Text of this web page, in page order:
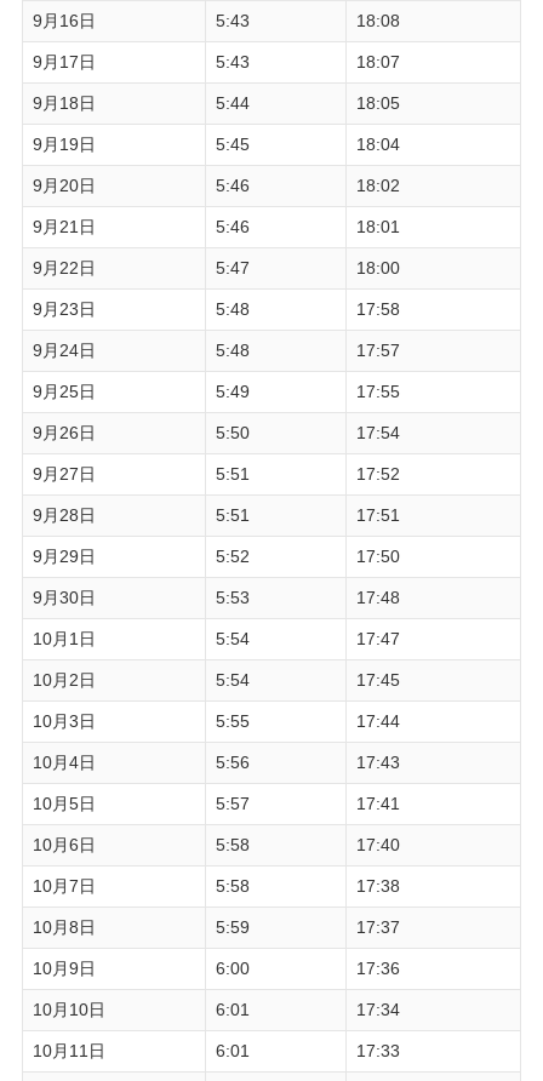
9月16日 5:43 18:08
9月17日 5:43 18:07
9月18日 5:44 18:05
9月19日 5:45 18:04
9月20日 5:46 18:02
9月21日 5:46 18:01
9月22日 5:47 18:00
9月23日 5:48 17:58
9月24日 5:48 17:57
9月25日 5:49 17:55
9月26日 5:50 17:54
9月27日 5:51 17:52
9月28日 5:51 17:51
9月29日 5:52 17:50
9月30日 5:53 17:48
10月1日 5:54 17:47
10月2日 5:54 17:45
10月3日 5:55 17:44
10月4日 5:56 17:43
10月5日 5:57 17:41
10月6日 5:58 17:40
10月7日 5:58 17:38
10月8日 5:59 17:37
10月9日 6:00 17:36
10月10日 6:01 17:34
10月11日 6:01 17:33